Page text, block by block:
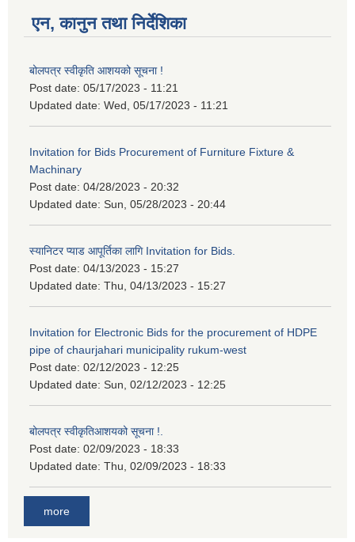
एन, कानुन तथा निर्देशिका
बोलपत्र स्वीकृति आशयको सूचना !
Post date: 05/17/2023 - 11:21
Updated date: Wed, 05/17/2023 - 11:21
Invitation for Bids Procurement of Furniture Fixture &
Machinary
Post date: 04/28/2023 - 20:32
Updated date: Sun, 05/28/2023 - 20:44
स्यानिटर प्याड आपूर्तिका लागि Invitation for Bids.
Post date: 04/13/2023 - 15:27
Updated date: Thu, 04/13/2023 - 15:27
Invitation for Electronic Bids for the procurement of HDPE
pipe of chaurjahari municipality rukum-west
Post date: 02/12/2023 - 12:25
Updated date: Sun, 02/12/2023 - 12:25
बोलपत्र स्वीकृतिआशयको सूचना !.
Post date: 02/09/2023 - 18:33
Updated date: Thu, 02/09/2023 - 18:33
more